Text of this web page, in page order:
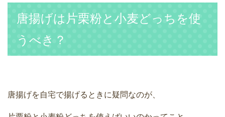
唐揚げは片栗粉と小麦どっちを使
うべき？
唐揚げを自宅で揚げるときに疑問なのが、